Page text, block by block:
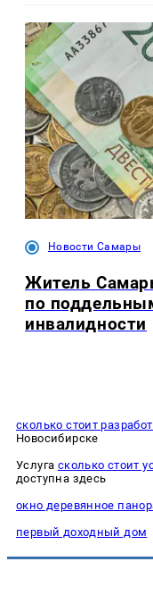
Новости Самары
Житель
по
инвалидности
сколько стоит
Новосибирске
Услуга сколько стоит
доступна здесь
окно деревянное
первый доходный дом